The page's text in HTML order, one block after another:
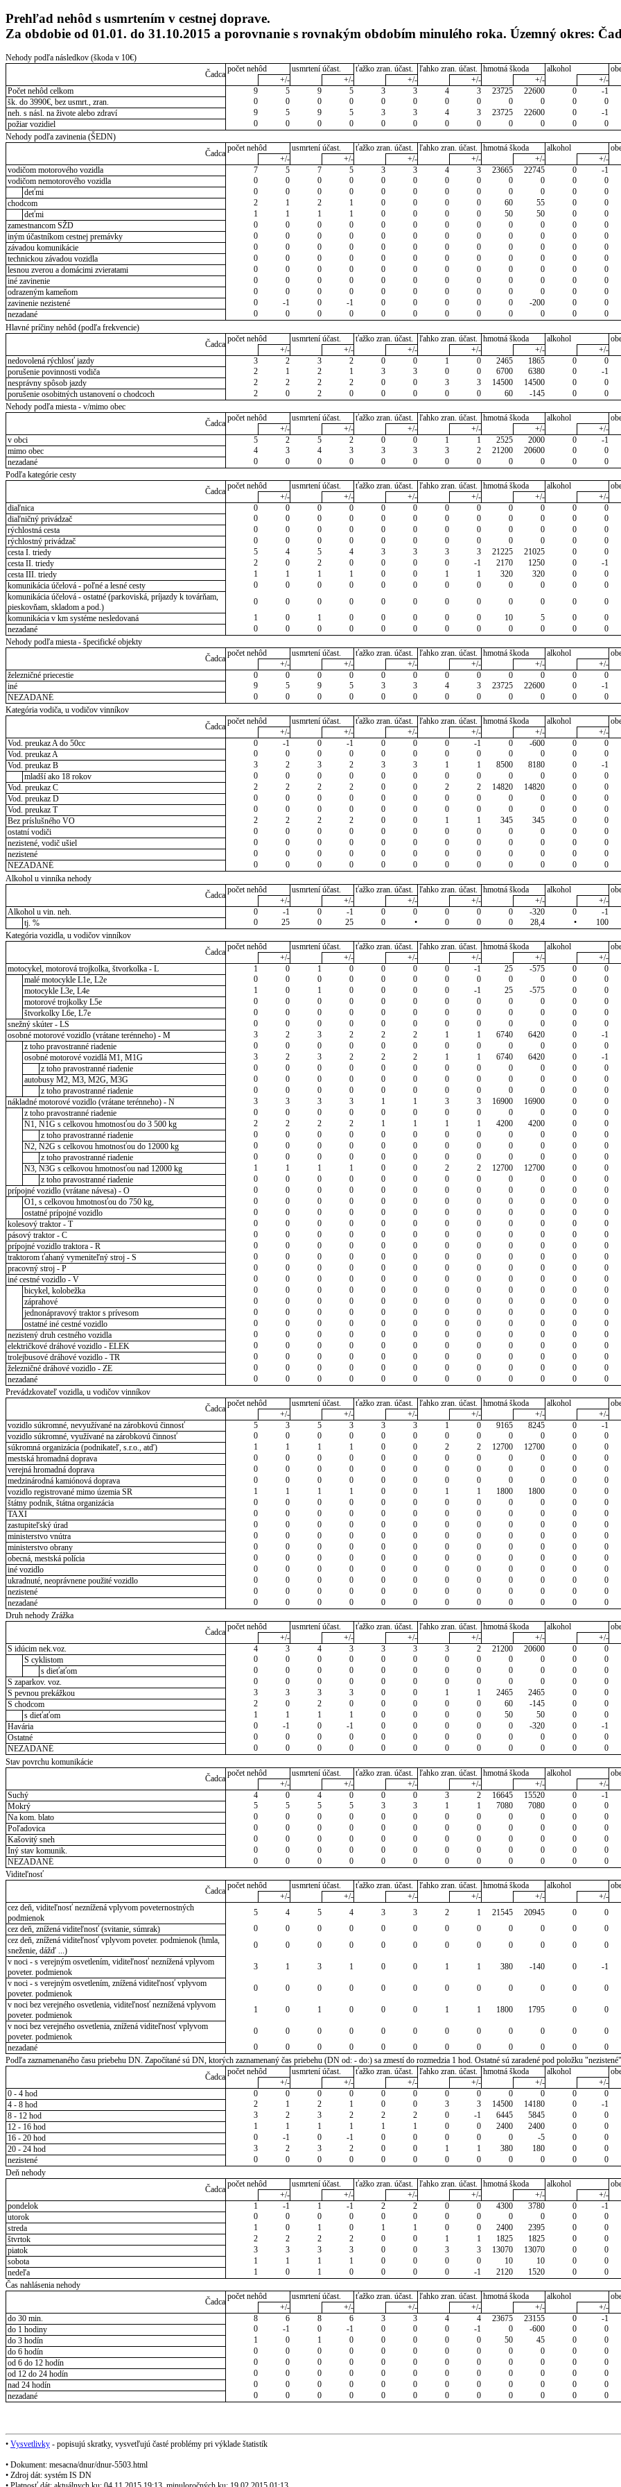
Prehľad nehôd s usmrtením v cestnej doprave.
Za obdobie od 01.01. do 31.10.2015 a porovnanie s rovnakým obdobím minulého roka. Územný okres:
Nehody podľa následkov (škoda v 10€)
Čadca
počet nehôd usmrtení účast. ťažko zran. účast. ľahko zran. účast. hmotná škoda alkohol
+/-
+/- +/- +/- +/- +/-
Počet nehôd celkom
9 5 9 5 3 3 4 3 23725 22600 0 -1
šk. do 3990€, bez usmrt., zran.
0 0 0 0 0 0 0 0 0 0 0 0
neh. s násl. na živote alebo zdraví
9 5 9 5 3 3 4 3 23725 22600 0 -1
požiar vozidiel
0 0 0 0 0 0 0 0 0 0 0 0
Nehody podľa zavinenia (ŠEDN)
Čadca
počet nehôd usmrtení účast. ťažko zran. účast. ľahko zran. účast. hmotná škoda alkohol
+/-
+/- +/- +/- +/- +/-
vodičom motorového vozidla
7 5 7 5 3 3 4 3 23665 22745 0 -1
vodičom nemotorového vozidla
0 0 0 0 0 0 0 0 0 0 0 0
deťmi
0 0 0 0 0 0 0 0 0 0 0 0
chodcom
2 1 2 1 0 0 0 0 60 55 0 0
deťmi
1 1 1 1 0 0 0 0 50 50 0 0
zamestnancom SŽD
0 0 0 0 0 0 0 0 0 0 0 0
iným účastníkom cestnej premávky
0 0 0 0 0 0 0 0 0 0 0 0
závadou komunikácie
0 0 0 0 0 0 0 0 0 0 0 0
technickou závadou vozidla
0 0 0 0 0 0 0 0 0 0 0 0
lesnou zverou a domácimi zvieratami
0 0 0 0 0 0 0 0 0 0 0 0
iné zavinenie
0 0 0 0 0 0 0 0 0 0 0 0
odrazeným kameňom
0 0 0 0 0 0 0 0 0 0 0 0
zavinenie nezistené
0 -1 0 -1 0 0 0 0 0 -200 0 0
nezadané
0 0 0 0 0 0 0 0 0 0 0 0
Hlavné príčiny nehôd (podľa frekvencie)
Čadca
počet nehôd usmrtení účast. ťažko zran. účast. ľahko zran. účast. hmotná škoda alkohol
+/-
+/- +/- +/- +/- +/-
nedovolená rýchlosť jazdy
3 2 3 2 0 0 1 0 2465 1865 0 0
porušenie povinnosti vodiča
2 1 2 1 3 3 0 0 6700 6380 0 -1
nesprávny spôsob jazdy
2 2 2 2 0 0 3 3 14500 14500 0 0
porušenie osobitných ustanovení o chodcoch
2 0 2 0 0 0 0 0 60 -145 0 0
Nehody podľa miesta - v/mimo obec
Čadca
počet nehôd usmrtení účast. ťažko zran. účast. ľahko zran. účast. hmotná škoda alkohol
+/-
+/- +/- +/- +/- +/-
v obci
5 2 5 2 0 0 1 1 2525 2000 0 -1
mimo obec
4 3 4 3 3 3 3 2 21200 20600 0 0
nezadané
0 0 0 0 0 0 0 0 0 0 0 0
Podľa kategórie cesty
Čadca
počet nehôd usmrtení účast. ťažko zran. účast. ľahko zran. účast. hmotná škoda alkohol
+/-
+/- +/- +/- +/- +/-
diaľnica
0 0 0 0 0 0 0 0 0 0 0 0
diaľničný privádzač
0 0 0 0 0 0 0 0 0 0 0 0
rýchlostná cesta
0 0 0 0 0 0 0 0 0 0 0 0
rýchlostný privádzač
0 0 0 0 0 0 0 0 0 0 0 0
cesta I. triedy
5 4 5 4 3 3 3 3 21225 21025 0 0
cesta II. triedy
2 0 2 0 0 0 0 -1 2170 1250 0 -1
cesta III. triedy
1 1 1 1 0 0 1 1 320 320 0 0
komunikácia účelová - poľné a lesné cesty
0 0 0 0 0 0 0 0 0 0 0 0
komunikácia účelová - ostatné (parkoviská, príjazdy k továrňam,
pieskovňam, skladom a pod.)
0 0 0 0 0 0 0 0 0 0 0 0
komunikácia v km systéme nesledovaná
1 0 1 0 0 0 0 0 10 5 0 0
nezadané
0 0 0 0 0 0 0 0 0 0 0 0
Nehody podľa miesta - špecifické objekty
Čadca
počet nehôd usmrtení účast. ťažko zran. účast. ľahko zran. účast. hmotná škoda alkohol
+/-
+/- +/- +/- +/- +/-
železničné priecestie
0 0 0 0 0 0 0 0 0 0 0 0
iné
9 5 9 5 3 3 4 3 23725 22600 0 -1
NEZADANÉ
0 0 0 0 0 0 0 0 0 0 0 0
Kategória vodiča, u vodičov vinníkov
Čadca
počet nehôd usmrtení účast. ťažko zran. účast. ľahko zran. účast. hmotná škoda alkohol
+/-
+/- +/- +/- +/- +/-
Vod. preukaz A do 50cc
0 -1 0 -1 0 0 0 -1 0 -600 0 0
Vod. preukaz A
0 0 0 0 0 0 0 0 0 0 0 0
Vod. preukaz B
3 2 3 2 3 3 1 1 8500 8180 0 -1
mladší ako 18 rokov
0 0 0 0 0 0 0 0 0 0 0 0
Vod. preukaz C
2 2 2 2 0 0 2 2 14820 14820 0 0
Vod. preukaz D
0 0 0 0 0 0 0 0 0 0 0 0
Vod. preukaz T
0 0 0 0 0 0 0 0 0 0 0 0
Bez príslušného VO
2 2 2 2 0 0 1 1 345 345 0 0
ostatní vodiči
0 0 0 0 0 0 0 0 0 0 0 0
nezistené, vodič ušiel
0 0 0 0 0 0 0 0 0 0 0 0
nezistené
0 0 0 0 0 0 0 0 0 0 0 0
NEZADANÉ
0 0 0 0 0 0 0 0 0 0 0 0
Alkohol u vinníka nehody
Čadca
počet nehôd usmrtení účast. ťažko zran. účast. ľahko zran. účast. hmotná škoda alkohol
+/-
+/- +/- +/- +/- +/-
Alkohol u vin. neh.
0 -1 0 -1 0 0 0 0 0 -320 0 -1
tj. %
0 25 0 25 0 • 0 0 0 28,4 • 100
Kategória vozidla, u vodičov vinníkov
Čadca
počet nehôd usmrtení účast. ťažko zran. účast. ľahko zran. účast. hmotná škoda alkohol
+/-
+/- +/- +/- +/- +/-
motocykel, motorová trojkolka, štvorkolka - L
1 0 1 0 0 0 0 -1 25 -575 0 0
malé motocykle L1e, L2e
0 0 0 0 0 0 0 0 0 0 0 0
motocykle L3e, L4e
1 0 1 0 0 0 0 -1 25 -575 0 0
motorové trojkolky L5e
0 0 0 0 0 0 0 0 0 0 0 0
štvorkolky L6e, L7e
0 0 0 0 0 0 0 0 0 0 0 0
snežný skúter - LS
0 0 0 0 0 0 0 0 0 0 0 0
osobné motorové vozidlo (vrátane terénneho) - M
3 2 3 2 2 2 1 1 6740 6420 0 -1
z toho pravostranné riadenie
0 0 0 0 0 0 0 0 0 0 0 0
osobné motorové vozidlá M1, M1G
3 2 3 2 2 2 1 1 6740 6420 0 -1
z toho pravostranné riadenie
0 0 0 0 0 0 0 0 0 0 0 0
autobusy M2, M3, M2G, M3G
0 0 0 0 0 0 0 0 0 0 0 0
z toho pravostranné riadenie
0 0 0 0 0 0 0 0 0 0 0 0
nákladné motorové vozidlo (vrátane terénneho) - N
3 3 3 3 1 1 3 3 16900 16900 0 0
z toho pravostranné riadenie
0 0 0 0 0 0 0 0 0 0 0 0
N1, N1G s celkovou hmotnosťou do 3 500 kg
2 2 2 2 1 1 1 1 4200 4200 0 0
z toho pravostranné riadenie
0 0 0 0 0 0 0 0 0 0 0 0
N2, N2G s celkovou hmotnosťou do 12000 kg
0 0 0 0 0 0 0 0 0 0 0 0
z toho pravostranné riadenie
0 0 0 0 0 0 0 0 0 0 0 0
N3, N3G s celkovou hmotnosťou nad 12000 kg
1 1 1 1 0 0 2 2 12700 12700 0 0
z toho pravostranné riadenie
0 0 0 0 0 0 0 0 0 0 0 0
prípojné vozidlo (vrátane návesa) - O
0 0 0 0 0 0 0 0 0 0 0 0
O1, s celkovou hmotnosťou do 750 kg,
0 0 0 0 0 0 0 0 0 0 0 0
ostatné prípojné vozidlo
0 0 0 0 0 0 0 0 0 0 0 0
kolesový traktor - T
0 0 0 0 0 0 0 0 0 0 0 0
pásový traktor - C
0 0 0 0 0 0 0 0 0 0 0 0
prípojné vozidlo traktora - R
0 0 0 0 0 0 0 0 0 0 0 0
traktorom ťahaný vymeniteľný stroj - S
0 0 0 0 0 0 0 0 0 0 0 0
pracovný stroj - P
0 0 0 0 0 0 0 0 0 0 0 0
iné cestné vozidlo - V
0 0 0 0 0 0 0 0 0 0 0 0
bicykel, kolobežka
0 0 0 0 0 0 0 0 0 0 0 0
záprahové
0 0 0 0 0 0 0 0 0 0 0 0
jednonápravový traktor s prívesom
0 0 0 0 0 0 0 0 0 0 0 0
ostatné iné cestné vozidlo
0 0 0 0 0 0 0 0 0 0 0 0
nezistený druh cestného vozidla
0 0 0 0 0 0 0 0 0 0 0 0
električkové dráhové vozidlo - ELEK
0 0 0 0 0 0 0 0 0 0 0 0
trolejbusové dráhové vozidlo - TR
0 0 0 0 0 0 0 0 0 0 0 0
železničné dráhové vozidlo - ZE
0 0 0 0 0 0 0 0 0 0 0 0
nezadané
0 0 0 0 0 0 0 0 0 0 0 0
Prevádzkovateľ vozidla, u vodičov vinníkov
Čadca
počet nehôd usmrtení účast. ťažko zran. účast. ľahko zran. účast. hmotná škoda alkohol
+/-
+/- +/- +/- +/- +/-
vozidlo súkromné, nevyužívané na zárobkovú činnosť
5 3 5 3 3 3 1 0 9165 8245 0 -1
vozidlo súkromné, využívané na zárobkovú činnosť
0 0 0 0 0 0 0 0 0 0 0 0
súkromná organizácia (podnikateľ, s.r.o., atď)
1 1 1 1 0 0 2 2 12700 12700 0 0
mestská hromadná doprava
0 0 0 0 0 0 0 0 0 0 0 0
verejná hromadná doprava
0 0 0 0 0 0 0 0 0 0 0 0
medzinárodná kamiónová doprava
0 0 0 0 0 0 0 0 0 0 0 0
vozidlo registrované mimo územia SR
1 1 1 1 0 0 1 1 1800 1800 0 0
štátny podnik, štátna organizácia
0 0 0 0 0 0 0 0 0 0 0 0
TAXI
0 0 0 0 0 0 0 0 0 0 0 0
zastupiteľský úrad
0 0 0 0 0 0 0 0 0 0 0 0
ministerstvo vnútra
0 0 0 0 0 0 0 0 0 0 0 0
ministerstvo obrany
0 0 0 0 0 0 0 0 0 0 0 0
obecná, mestská polícia
0 0 0 0 0 0 0 0 0 0 0 0
iné vozidlo
0 0 0 0 0 0 0 0 0 0 0 0
ukradnuté, neoprávnene použité vozidlo
0 0 0 0 0 0 0 0 0 0 0 0
nezistené
0 0 0 0 0 0 0 0 0 0 0 0
nezadané
0 0 0 0 0 0 0 0 0 0 0 0
Druh nehody Zrážka
Čadca
počet nehôd usmrtení účast. ťažko zran. účast. ľahko zran. účast. hmotná škoda alkohol
+/-
+/- +/- +/- +/- +/-
S idúcim nek.voz.
4 3 4 3 3 3 3 2 21200 20600 0 0
S cyklistom
0 0 0 0 0 0 0 0 0 0 0 0
s dieťaťom
0 0 0 0 0 0 0 0 0 0 0 0
S zaparkov. voz.
0 0 0 0 0 0 0 0 0 0 0 0
S pevnou prekážkou
3 3 3 3 0 0 1 1 2465 2465 0 0
S chodcom
2 0 2 0 0 0 0 0 60 -145 0 0
s dieťaťom
1 1 1 1 0 0 0 0 50 50 0 0
Havária
0 -1 0 -1 0 0 0 0 0 -320 0 -1
Ostatné
0 0 0 0 0 0 0 0 0 0 0 0
NEZADANÉ
0 0 0 0 0 0 0 0 0 0 0 0
Stav povrchu komunikácie
Čadca
počet nehôd usmrtení účast. ťažko zran. účast. ľahko zran. účast. hmotná škoda alkohol
+/-
+/- +/- +/- +/- +/-
Suchý
4 0 4 0 0 0 3 2 16645 15520 0 -1
Mokrý
5 5 5 5 3 3 1 1 7080 7080 0 0
Na kom. blato
0 0 0 0 0 0 0 0 0 0 0 0
Poľadovica
0 0 0 0 0 0 0 0 0 0 0 0
Kašovitý sneh
0 0 0 0 0 0 0 0 0 0 0 0
Iný stav komunik.
0 0 0 0 0 0 0 0 0 0 0 0
NEZADANÉ
0 0 0 0 0 0 0 0 0 0 0 0
Viditeľnosť
Čadca
počet nehôd usmrtení účast. ťažko zran. účast. ľahko zran. účast. hmotná škoda alkohol
+/-
+/- +/- +/- +/- +/-
cez deň, viditeľnosť neznížená vplyvom poveternostných
podmienok
5 4 5 4 3 3 2 1 21545 20945 0 0
cez deň, znížená viditeľnosť (svitanie, súmrak)
0 0 0 0 0 0 0 0 0 0 0 0
cez deň, znížená viditeľnosť vplyvom poveter. podmienok (hmla,
sneženie, dážď ...)
0 0 0 0 0 0 0 0 0 0 0 0
v noci - s verejným osvetlením, viditeľnosť neznížená vplyvom
poveter. podmienok
3 1 3 1 0 0 1 1 380 -140 0 -1
v noci - s verejným osvetlením, znížená viditeľnosť vplyvom
poveter. podmienok
0 0 0 0 0 0 0 0 0 0 0 0
v noci bez verejného osvetlenia, viditeľnosť neznížená vplyvom
poveter. podmienok
1 0 1 0 0 0 1 1 1800 1795 0 0
v noci bez verejného osvetlenia, znížená viditeľnosť vplyvom
poveter. podmienok
0 0 0 0 0 0 0 0 0 0 0 0
nezadané
0 0 0 0 0 0 0 0 0 0 0 0
Podľa zaznamenaného času priebehu DN. Započítané sú DN, ktorých zaznamenaný čas priebehu (DN od: - do:) sa zmestí do rozmedzia 1 hod. Ostatné sú zaradené pod položku "nezistené"
Čadca
počet nehôd usmrtení účast. ťažko zran. účast. ľahko zran. účast. hmotná škoda alkohol
+/-
+/- +/- +/- +/- +/-
0 - 4 hod
0 0 0 0 0 0 0 0 0 0 0 0
4 - 8 hod
2 1 2 1 0 0 3 3 14500 14180 0 -1
8 - 12 hod
3 2 3 2 2 2 0 -1 6445 5845 0 0
12 - 16 hod
1 1 1 1 1 1 0 0 2400 2400 0 0
16 - 20 hod
0 -1 0 -1 0 0 0 0 0 -5 0 0
20 - 24 hod
3 2 3 2 0 0 1 1 380 180 0 0
nezistené
0 0 0 0 0 0 0 0 0 0 0 0
Deň nehody
Čadca
počet nehôd usmrtení účast. ťažko zran. účast. ľahko zran. účast. hmotná škoda alkohol
+/-
+/- +/- +/- +/- +/-
pondelok
1 -1 1 -1 2 2 0 0 4300 3780 0 -1
utorok
0 0 0 0 0 0 0 0 0 0 0 0
streda
1 0 1 0 1 1 0 0 2400 2395 0 0
štvrtok
2 2 2 2 0 0 1 1 1825 1825 0 0
piatok
3 3 3 3 0 0 3 3 13070 13070 0 0
sobota
1 1 1 1 0 0 0 0 10 10 0 0
nedeľa
1 0 1 0 0 0 0 -1 2120 1520 0 0
Čas nahlásenia nehody
Čadca
počet nehôd usmrtení účast. ťažko zran. účast. ľahko zran. účast. hmotná škoda alkohol
+/-
+/- +/- +/- +/- +/-
do 30 min.
8 6 8 6 3 3 4 4 23675 23155 0 -1
do 1 hodiny
0 -1 0 -1 0 0 0 -1 0 -600 0 0
do 3 hodín
1 0 1 0 0 0 0 0 50 45 0 0
do 6 hodín
0 0 0 0 0 0 0 0 0 0 0 0
od 6 do 12 hodín
0 0 0 0 0 0 0 0 0 0 0 0
od 12 do 24 hodín
0 0 0 0 0 0 0 0 0 0 0 0
nad 24 hodín
0 0 0 0 0 0 0 0 0 0 0 0
nezadané
0 0 0 0 0 0 0 0 0 0 0 0
• Vysvetlivky - popisujú skratky, vysvetľujú časté problémy pri výklade štatistík
• Dokument: mesacna/dnur/dnur-5503.html
• Zdroj dát: systém IS DN